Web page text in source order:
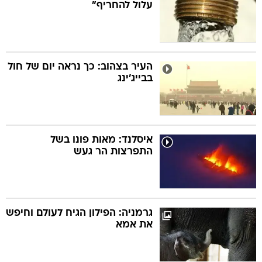
עלול להחריף"
העיר בצהוב: כך נראה יום של חול
בבייג'ינג
איסלנד: מאות פונו בשל
התפרצות הר געש
גרמניה: הפילון הגיח לעולם וחיפש
את אמא